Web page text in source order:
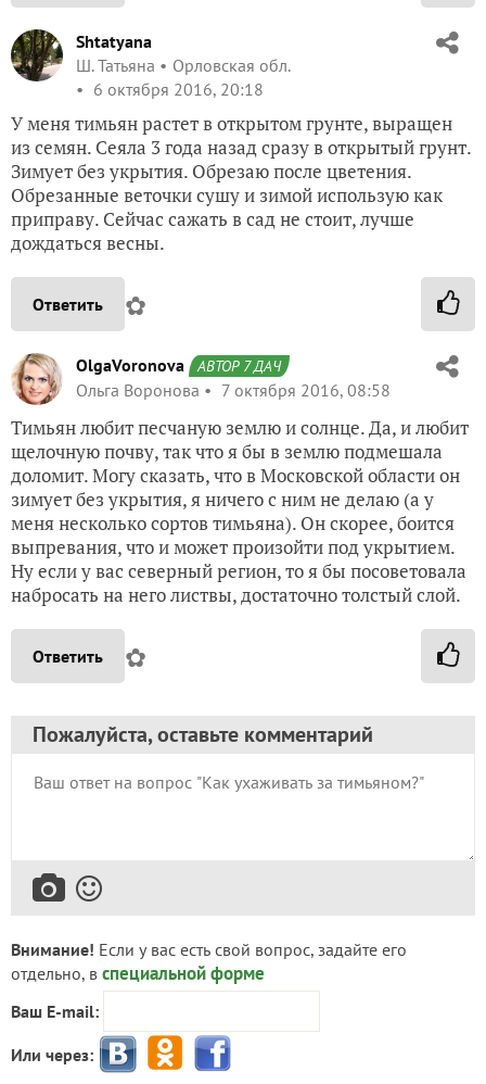
Shtatyana
Ш. Татьяна
Орловская обл.
6 октября 2016, 20:18
У меня тимьян растет в открытом грунте, выращен
из семян. Сеяла 3 года назад сразу в открытый грунт.
Зимует без укрытия. Обрезаю после цветения.
Обрезанные веточки сушу и зимой использую как
приправу. Сейчас сажать в сад не стоит, лучше
дождаться весны.
Ответить ✿
OlgaVoronova АВТОР 7 ДАЧ
Ольга Воронова 7 октября 2016, 08:58
Тимьян любит песчаную землю и солнце. Да, и любит
щелочную почву, так что я бы в землю подмешала
доломит. Могу сказать, что в Московской области он
зимует без укрытия, я ничего с ним не делаю (а у
меня несколько сортов тимьяна). Он скорее, боится
выпревания, что и может произойти под укрытием.
Ну если у вас северный регион, то я бы посоветовала
набросать на него листвы, достаточно толстый слой.
Ответить ✿
Пожалуйста, оставьте комментарий
Внимание! Если у вас есть свой вопрос, задайте его
отдельно, в специальной форме
Ваш E-mail:
Или через: